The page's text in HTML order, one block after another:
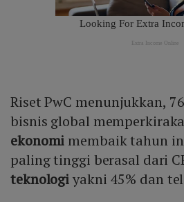
Riset PwC menunjukkan,
bisnis global
ekonomi membaik tahun
paling tinggi berasal dari
teknologiyakni 45% dan